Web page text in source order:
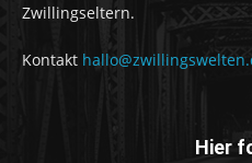
Zwillingseltern.
Kontakt
Hier